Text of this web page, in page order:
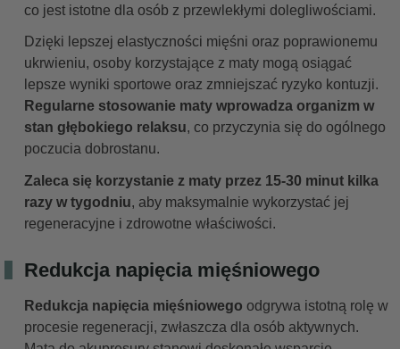
co jest istotne dla osób z przewlekłymi dolegliwościami.
Dzięki lepszej elastyczności mięśni oraz poprawionemu
ukrwieniu, osoby korzystające z maty mogą osiągać
lepsze wyniki sportowe oraz zmniejszać ryzyko kontuzji.
Regularne stosowanie maty wprowadza organizm w
stan głębokiego relaksu, co przyczynia się do ogólnego
poczucia dobrostanu.
Zaleca się korzystanie z maty przez 15-30 minut kilka
razy w tygodniu, aby maksymalnie wykorzystać jej
regeneracyjne i zdrowotne właściwości.
Redukcja napięcia mięśniowego
Redukcja napięcia mięśniowego odgrywa istotną rolę w
procesie regeneracji, zwłaszcza dla osób aktywnych.